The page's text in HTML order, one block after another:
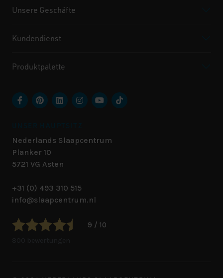
Unsere Geschäfte
Kundendienst
Produktpalette
Nederlands Slaapcentrum
Planker 10
5721 VG Asten
+31 (0) 493 310 515
info@slaapcentrum.nl
9 / 10